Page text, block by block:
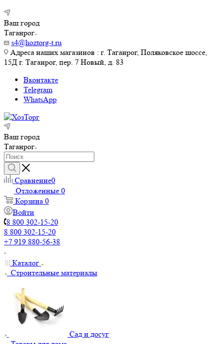
Ваш город
Таганрог
s4@hoztorg-t.ru
Адреса наших магазинов : г. Таганрог, Поляковское шоссе,
15Д г. Таганрог, пер. 7 Новый, д. 83
Вконтакте
Telegram
WhatsApp
Ваш город
Таганрог
Сравнение0
Отложенные 0
Корзина 0
Войти
8 800 302-15-20
8 800 302-15-20
+7 919 880-56-38
Каталог
Строительные материалы
Сад и досуг